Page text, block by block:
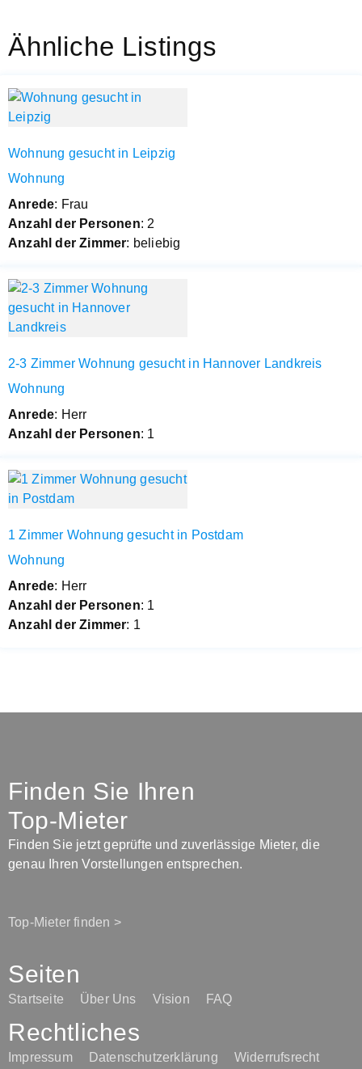
Ähnliche Listings
Wohnung gesucht in Leipzig
Wohnung
Anrede: Frau
Anzahl der Personen: 2
Anzahl der Zimmer: beliebig
2-3 Zimmer Wohnung gesucht in Hannover Landkreis
Wohnung
Anrede: Herr
Anzahl der Personen: 1
1 Zimmer Wohnung gesucht in Postdam
Wohnung
Anrede: Herr
Anzahl der Personen: 1
Anzahl der Zimmer: 1
Finden Sie Ihren
Top-Mieter
Finden Sie jetzt geprüfte und zuverlässige Mieter, die
genau Ihren Vorstellungen entsprechen.
Top-Mieter finden >
Seiten
Startseite Über Uns Vision FAQ
Rechtliches
Impressum Datenschutzerklärung Widerrufsrecht